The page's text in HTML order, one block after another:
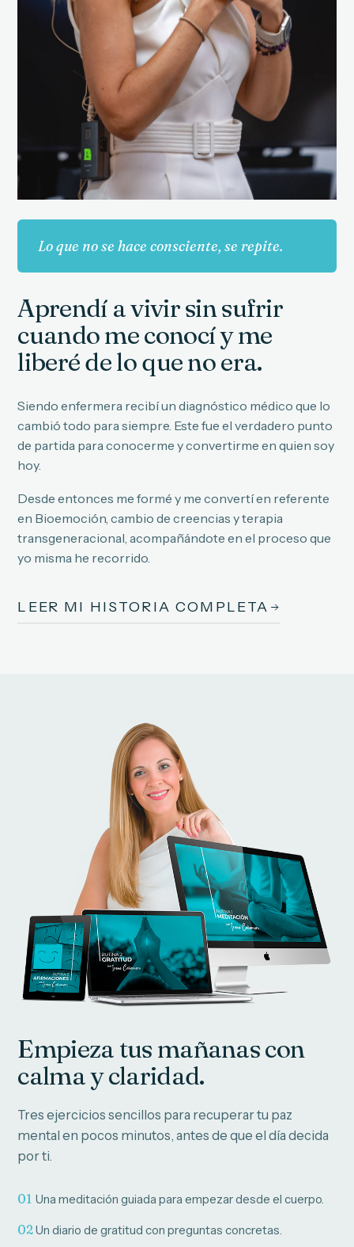
Lo que no se hace consciente, se repite.
Aprendí a vivir sin sufrir
cuando me conocí y me
liberé de lo que no era.
Siendo enfermera recibí un diagnóstico médico que lo
cambió todo para siempre. Este fue el verdadero punto
de partida para conocerme y convertirme en quien soy
hoy.
Desde entonces me formé y me convertí en referente
en Bioemoción, cambio de creencias y terapia
transgeneracional, acompañándote en el proceso que
yo misma he recorrido.
LEER MI HISTORIA COMPLETA
Empieza tus mañanas con
calma y claridad.
Tres ejercicios sencillos para recuperar tu paz
mental en pocos minutos, antes de que el día decida
por ti.
01 Una meditación guiada para empezar desde el cuerpo.
02Un diario de gratitud con preguntas concretas.